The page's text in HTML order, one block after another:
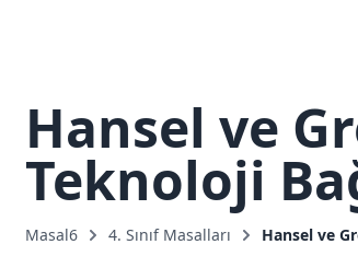
Hansel ve
Teknoloji
Masal6 4. Sınıf Masalları Hansel ve